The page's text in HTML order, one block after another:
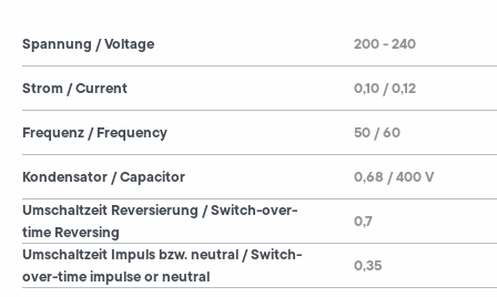
Spannung / Voltage
Strom / Current
Frequenz / Frequency
Kondensator / Capacitor
Umschaltzeit Reversierung / Switch-over-
time Reversing
Umschaltzeit Impuls bzw. neutral / Switch-
over-time impulse or neutral
200 - 240
0,10 / 0,12
50 / 60
0,68 / 400 V
0,7
0,35